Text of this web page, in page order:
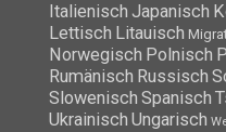
Italienisch Japanisch
Lettisch Litauisch
Norwegisch Polnisch
Rumänisch Russisch
Slowenisch Spanisch
Ukrainisch Ungarisch